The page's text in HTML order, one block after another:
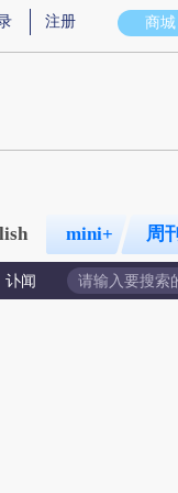
差。不代表财新观点和立
商城
注册
mini+ 周刊
讣闻